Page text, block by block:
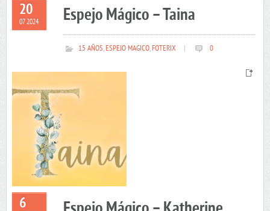
20
07 2024 Espejo Mágico – Taina
15 AÑOS,ESPEJO MAGICO,FOTERIX 0
6